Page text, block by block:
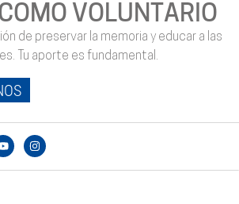
VOLUNTARIO
de preservar la memoria y educar a las
Tu aporte es fundamental.